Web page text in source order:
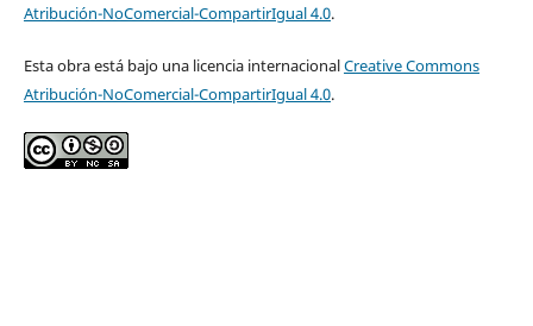
Atribución-NoComercial-CompartirIgual 4.0.
Esta obra está bajo una licencia internacionalCreative Commons
Atribución-NoComercial-CompartirIgual 4.0.